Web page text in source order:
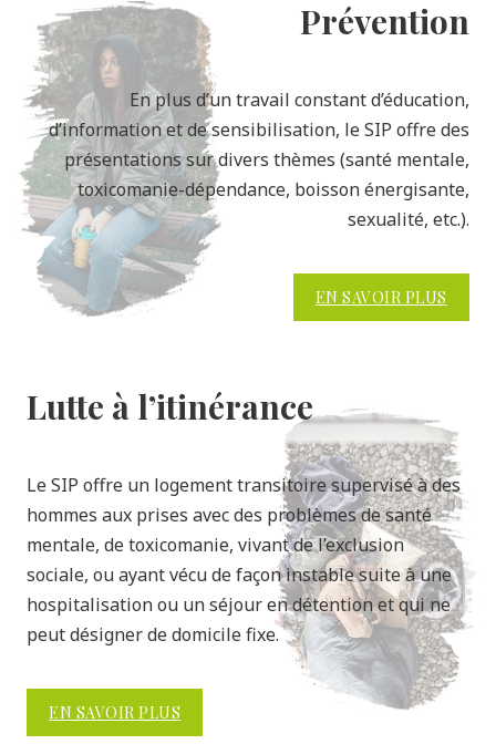
Prévention
En plus d’un travail constant d’éducation,
d’information et de sensibilisation, le SIP offre des
présentations sur divers thèmes (santé mentale,
toxicomanie-dépendance, boisson énergisante,
sexualité, etc.).
EN SAVOIR PLUS
Lutte à l’itinérance
Le SIP offre un logement transitoire supervisé à des
hommes aux prises avec des problèmes de santé
mentale, de toxicomanie, vivant de l’exclusion
sociale, ou ayant vécu de façon instable suite à une
hospitalisation ou un séjour en détention et qui ne
peut désigner de domicile fixe.
EN SAVOIR PLUS